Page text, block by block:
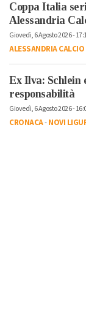
Coppa Italia
Alessandria
Giovedì, 6 Agosto 2026 -
ALESSANDRIA CALCIO
Ex Ilva: Schlein
responsabilità
Giovedì, 6 Agosto 2026 -
CRONACA-NOVI